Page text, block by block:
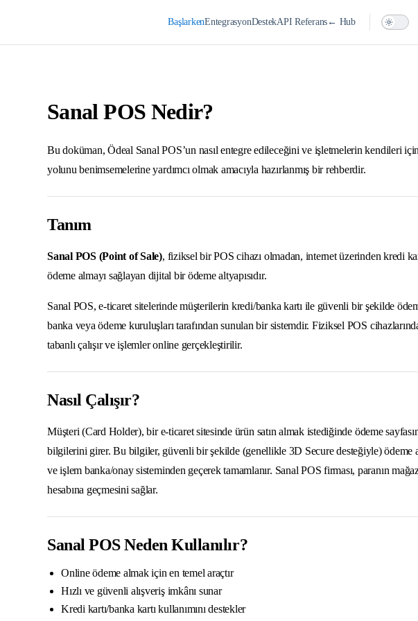
BaşlarkenEntegrasyonDestekAPI Referans ← Hub
Sanal POS Nedir?
Bu doküman, Ödeal Sanal POS’un nasıl entegre edileceğini ve işletmelerin kendileri
yolunu benimsemelerine yardımcı olmak amacıyla hazırlanmış bir rehberdir.
Tanım
Sanal POS (Point of Sale), fiziksel bir POS cihazı olmadan, internet üzerinden kredi
ödeme almayı sağlayan dijital bir ödeme altyapısıdır.
Sanal POS, e-ticaret sitelerinde müşterilerin kredi/banka kartı ile güvenli bir şekilde
banka veya ödeme kuruluşları tarafından sunulan bir sistemdir. Fiziksel POS
tabanlı çalışır ve işlemler online gerçekleştirilir.
Nasıl Çalışır?
Müşteri (Card Holder), bir e-ticaret sitesinde ürün satın almak istediğinde ödeme
bilgilerini girer. Bu bilgiler, güvenli bir şekilde (genellikle 3D Secure desteğiyle) ödeme
ve işlem banka/onay sisteminden geçerek tamamlanır. Sanal POS firması, paranın
hesabına geçmesini sağlar.
Sanal POS Neden Kullanılır?
Online ödeme almak için en temel araçtır
Hızlı ve güvenli alışveriş imkânı sunar
Kredi kartı/banka kartı kullanımını destekler